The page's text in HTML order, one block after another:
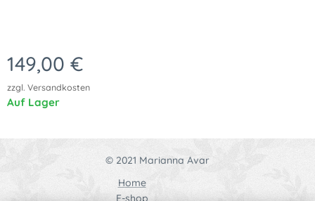
149,00 €
zzgl. Versandkosten
Auf Lager
© 2021 Marianna Avar
Home
E-shop